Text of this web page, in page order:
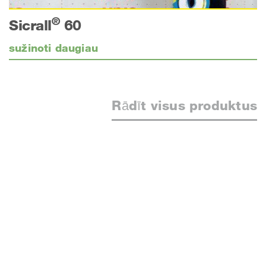
Sicrall®60
sužinoti daugiau
Rādīt visus produktus